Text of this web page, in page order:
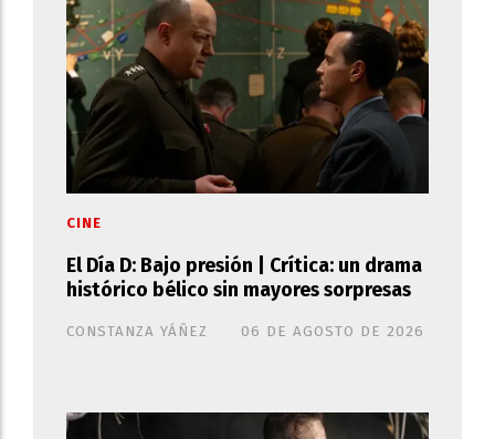
El Día D: Bajo presión | Crítica: un drama
histórico bélico sin mayores sorpresas
CONSTANZA YÁÑEZ
CINE
06 DE AGOSTO DE 2026